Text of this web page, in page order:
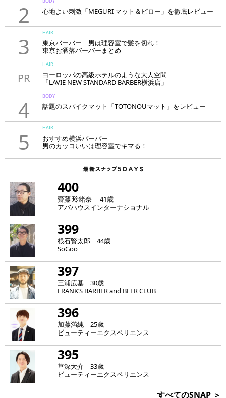
2 心地よい刺激「MEGURI マット＆ピロー」を徹底レビュー
3
HAIR
東京バーバー｜男は理容室で髪を切れ！
東京お洒落バーバーまとめ
PR
HAIR
ヨーロッパの高級ホテルのような大人空間
「LAVIE NEW STANDARD BARBER横浜店」
4
BODY
話題のスパイクマット「TOTONOUマット」をレビュー
5
HAIR
おすすめ横浜バーバー
男のカッコいいは理容室でキマる！
400
齋藤 玲緒奈 41歳
アバハウスインターナショナル
399
根石賢太郎 44歳
SoGoo
397
三浦広基 30歳
FRANK‘S BARBER and BEER CLUB
396
加藤満純 25歳
ビューティーエクスペリエンス
395
草深大介 33歳
ビューティーエクスペリエンス
すべてのSNAP ＞